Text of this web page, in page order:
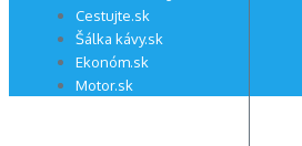
Cestujte.sk
Šálka kávy.sk
Ekonóm.sk
Motor.sk